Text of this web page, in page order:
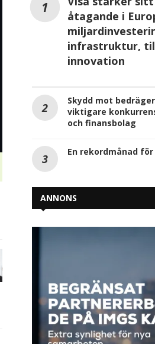
åtagande i
infrastruktur,
innovation
Skydd mot
viktigare
och finansbolag
En rekordmånad
ANNONS